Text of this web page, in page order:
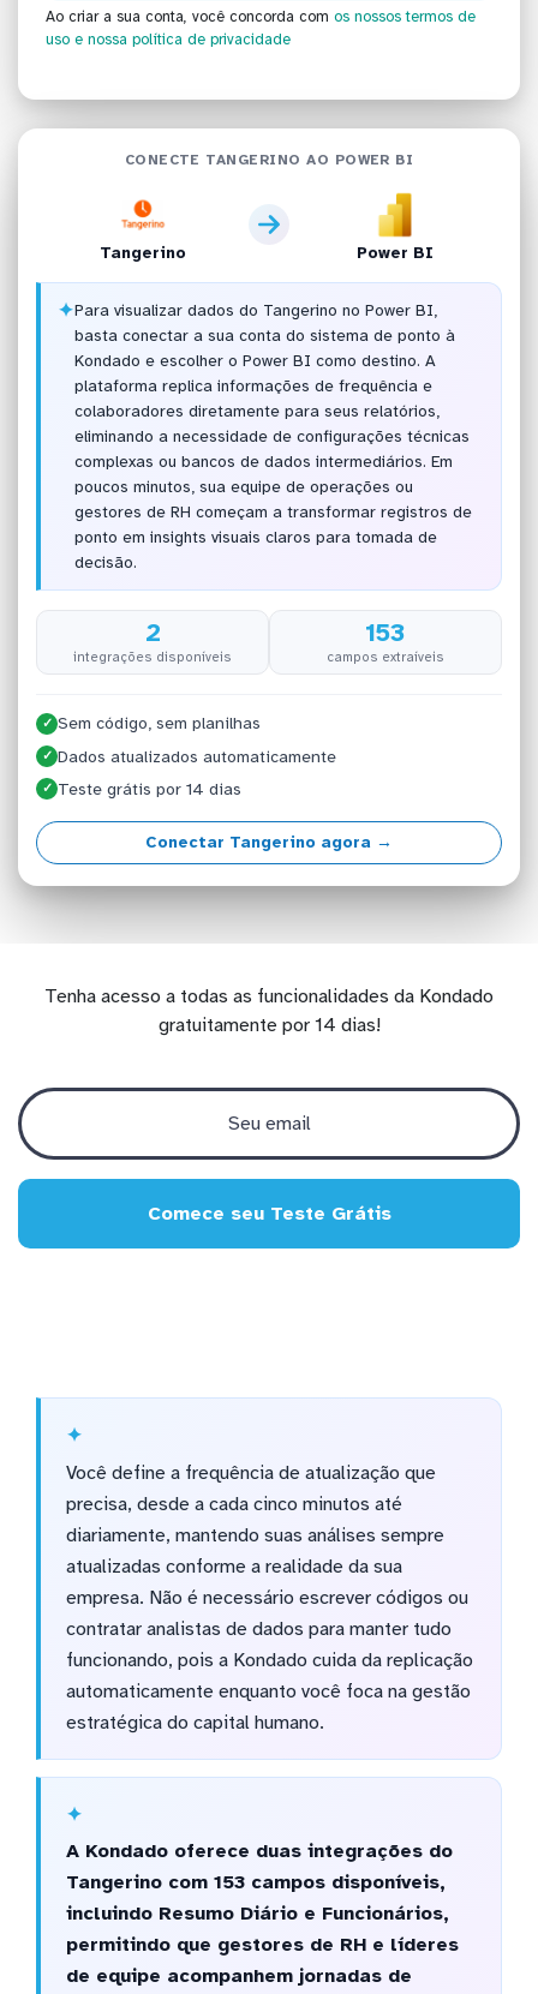
Ao criar a sua conta, você concorda com os nossos termos de
uso e nossa política de privacidade
CONECTE TANGERINO AO POWER BI
Tangerino Power BI
✦Para visualizar dados do Tangerino no Power BI,
basta conectar a sua conta do sistema de ponto à
Kondado e escolher o Power BI como destino. A
plataforma replica informações de frequência e
colaboradores diretamente para seus relatórios,
eliminando a necessidade de configurações técnicas
complexas ou bancos de dados intermediários. Em
poucos minutos, sua equipe de operações ou
gestores de RH começam a transformar registros de
ponto em insights visuais claros para tomada de
decisão.
2
integrações disponíveis
153
campos extraíveis
✓ Sem código, sem planilhas
✓ Dados atualizados automaticamente
✓ Teste grátis por 14 dias
Conectar Tangerino agora →
Tenha acesso a todas as funcionalidades da Kondado
gratuitamente por 14 dias!
Comece seu Teste Grátis
Você define a frequência de atualização que
precisa, desde a cada cinco minutos até
diariamente, mantendo suas análises sempre
atualizadas conforme a realidade da sua
empresa. Não é necessário escrever códigos ou
contratar analistas de dados para manter tudo
funcionando, pois a Kondado cuida da replicação
automaticamente enquanto você foca na gestão
estratégica do capital humano.
A Kondado oferece duas integrações do
Tangerino com 153 campos disponíveis,
incluindo Resumo Diário e Funcionários,
permitindo que gestores de RH e líderes
de equipe acompanhem jornadas de